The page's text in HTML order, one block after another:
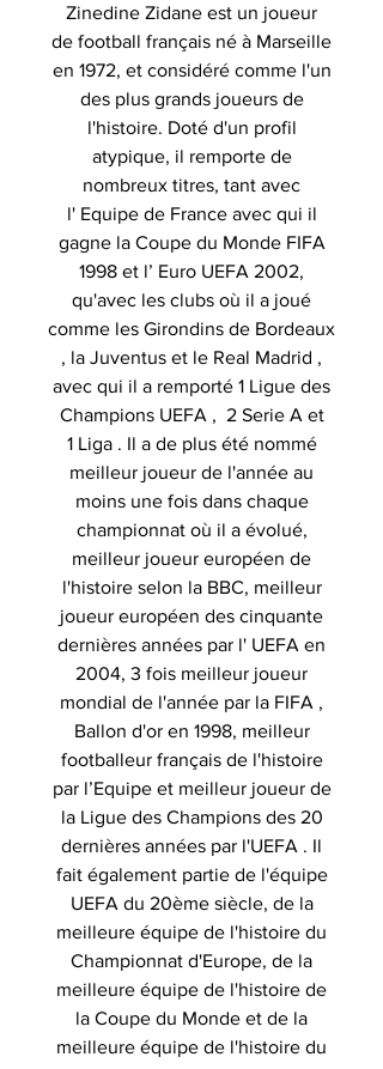
Zinedine Zidane est un joueur
de football français né à Marseille
en 1972, et considéré comme l'un
des plus grands joueurs de
l'histoire. Doté d'un profil
atypique, il remporte de
nombreux titres, tant avec
l' Equipe de France avec qui il
gagne la Coupe du Monde FIFA
1998 et l’ Euro UEFA 2002,
qu'avec les clubs où il a joué
comme les Girondins de Bordeaux
, la Juventus et le Real Madrid ,
avec qui il a remporté 1 Ligue des
Champions UEFA , 2 Serie A et
1 Liga . Il a de plus été nommé
meilleur joueur de l'année au
moins une fois dans chaque
championnat où il a évolué,
meilleur joueur européen de
l'histoire selon la BBC, meilleur
joueur européen des cinquante
dernières années par l' UEFA en
2004, 3 fois meilleur joueur
mondial de l'année par la FIFA ,
Ballon d'or en 1998, meilleur
footballeur français de l'histoire
par l’Equipe et meilleur joueur de
la Ligue des Champions des 20
dernières années par l'UEFA . Il
fait également partie de l'équipe
UEFA du 20ème siècle, de la
meilleure équipe de l'histoire du
Championnat d'Europe, de la
meilleure équipe de l'histoire de
la Coupe du Monde et de la
meilleure équipe de l'histoire du